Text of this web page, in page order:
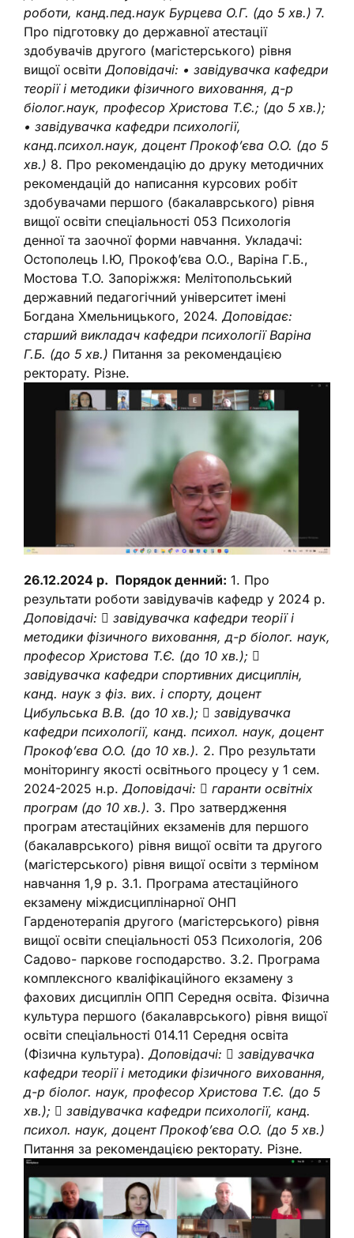
роботи, канд.пед.наук Бурцева О.Г. (до 5 хв.) 7.
Про підготовку до державної атестації
здобувачів другого (магістерського) рівня
вищої освіти Доповідачі: • завідувачка кафедри
теорії і методики фізичного виховання, д-р
біолог.наук, професор Христова Т.Є.; (до 5 хв.);
• завідувачка кафедри психології,
канд.психол.наук, доцент Прокоф’єва О.О. (до 5
хв.) 8. Про рекомендацію до друку методичних
рекомендацій до написання курсових робіт
здобувачами першого (бакалаврського) рівня
вищої освіти спеціальності 053 Психологія
денної та заочної форми навчання. Укладачі:
Остополець І.Ю, Прокоф’єва О.О., Варіна Г.Б.,
Мостова Т.О. Запоріжжя: Мелітопольський
державний педагогічний університет імені
Богдана Хмельницького, 2024. Доповідає:
старший викладач кафедри психології Варіна
Г.Б. (до 5 хв.) Питання за рекомендацією
ректорату. Різне.
26.12.2024 р. Порядок денний: 1. Про
результати роботи завідувачів кафедр у 2024 р.
Доповідачі:  завідувачка кафедри теорії і
методики фізичного виховання, д-р біолог. наук,
професор Христова Т.Є. (до 10 хв.); 
завідувачка кафедри спортивних дисциплін,
канд. наук з фіз. вих. і спорту, доцент
Цибульська В.В. (до 10 хв.);  завідувачка
кафедри психології, канд. психол. наук, доцент
Прокоф’єва О.О. (до 10 хв.). 2. Про результати
моніторингу якості освітнього процесу у 1 сем.
2024-2025 н.р. Доповідачі:  гаранти освітніх
програм (до 10 хв.). 3. Про затвердження
програм атестаційних екзаменів для першого
(бакалаврського) рівня вищої освіти та другого
(магістерського) рівня вищої освіти з терміном
навчання 1,9 р. 3.1. Програма атестаційного
екзамену міждисциплінарної ОНП
Гарденотерапія другого (магістерського) рівня
вищої освіти спеціальності 053 Психологія, 206
Садово- паркове господарство. 3.2. Програма
комплексного кваліфікаційного екзамену з
фахових дисциплін ОПП Середня освіта. Фізична
культура першого (бакалаврського) рівня вищої
освіти спеціальності 014.11 Середня освіта
(Фізична культура). Доповідачі:  завідувачка
кафедри теорії і методики фізичного виховання,
д-р біолог. наук, професор Христова Т.Є. (до 5
хв.);  завідувачка кафедри психології, канд.
психол. наук, доцент Прокоф’єва О.О. (до 5 хв.)
Питання за рекомендацією ректорату. Різне.